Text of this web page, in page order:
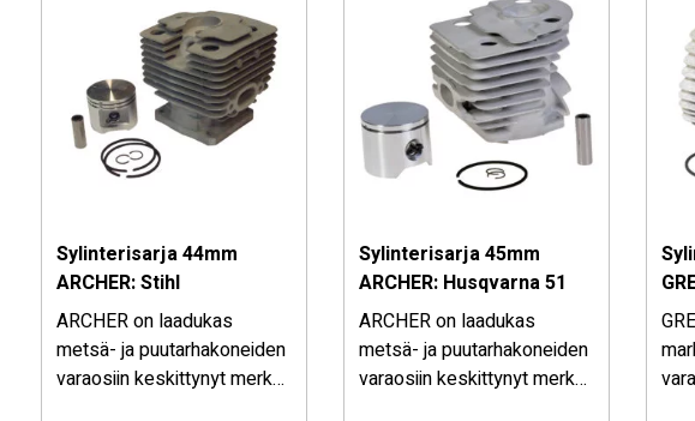
Sylinterisarja …
Sylinterisarja 44mm
ARCHER: Stihl
FR350/450/480
ARCHER on laadukas
metsä- ja puutarhakoneiden
varaosiin keskittynyt merkki
Sylinterisarja 45mm
ARCHER: Husqvarna 51
ARCHER on laadukas
metsä- ja puutarhakoneiden
varaosiin keskittynyt merkki